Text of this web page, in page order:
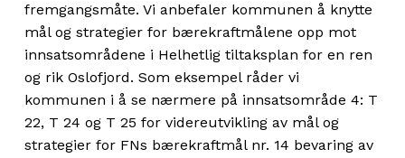
fremgangsmåte. Vi anbefaler kommunen å knytte
mål og strategier for bærekraftmålene opp mot
innsatsområdene i Helhetlig tiltaksplan for en ren
og rik Oslofjord. Som eksempel råder vi
kommunen i å se nærmere på innsatsområde 4: T
22, T 24 og T 25 for videreutvikling av mål og
strategier for FNs bærekraftmål nr. 14 bevaring av